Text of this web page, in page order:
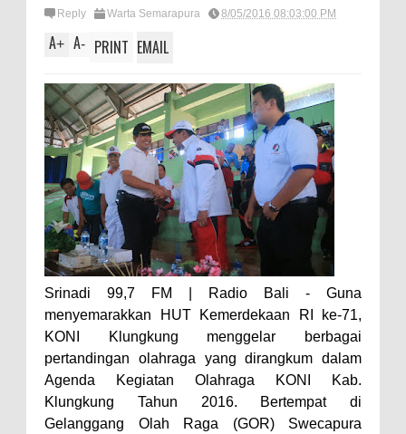
Reply Warta Semarapura 8/05/2016 08:03:00 PM
A+ A- PRINT EMAIL
Srinadi 99,7 FM | Radio Bali - Guna
menyemarakkan HUT Kemerdekaan RI ke-71,
KONI Klungkung menggelar berbagai
pertandingan olahraga yang dirangkum dalam
Agenda Kegiatan Olahraga KONI Kab.
Klungkung Tahun 2016. Bertempat di
Gelanggang Olah Raga (GOR) Swecapura